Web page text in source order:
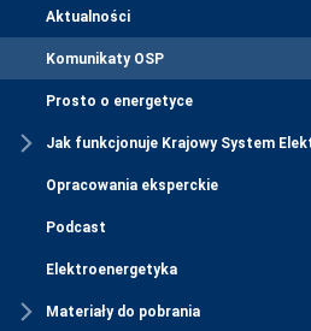
Aktualności
Komunikaty OSP
Prosto o energetyce
Jak funkcjonuje Krajowy System
Opracowania eksperckie
Podcast
Elektroenergetyka
Materiały do pobrania